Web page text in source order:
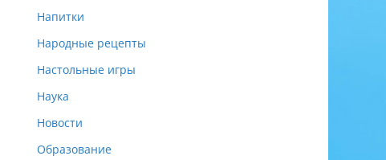
Напитки
Народные рецепты
Настольные игры
Наука
Новости
Образование